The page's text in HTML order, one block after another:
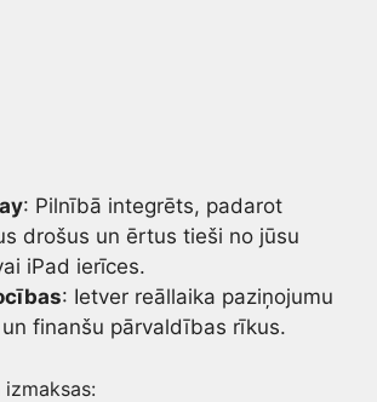
: Pilnībā integrēts, padarot
drošus un ērtus tieši no jūsu
iPad ierīces.
: Ietver reāllaika paziņojumu
finanšu pārvaldības rīkus.